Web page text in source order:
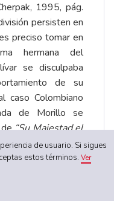
1995, pág.
persisten en
preciso tomar en
hermana del
se disculpaba
de su
caso Colombiano
de Morillo se
de“Su Majestad el
de Josefa Lucía
quien sufrió del
apoyar la causa
de usuario. Si sigues
estos términos.Ver